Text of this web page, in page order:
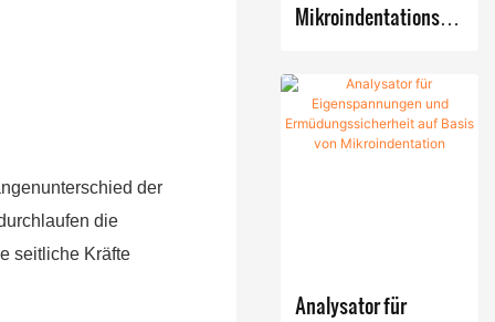
der
die
seitliche Kräfte
Mikroindentationsge
und
Spannungsmessung –
Analysator für